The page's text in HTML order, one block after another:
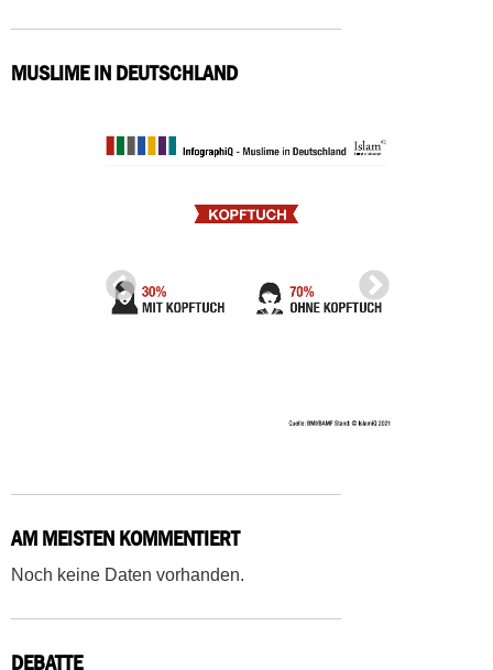
MUSLIME IN DEUTSCHLAND
AM MEISTEN KOMMENTIERT
Noch keine Daten vorhanden.
DEBATTE